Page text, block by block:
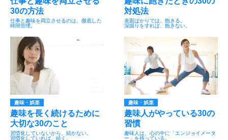
30の方法
仕事と趣味を両立させるのは、徹底した
時間管理。
対処法
表面ばかりでは、飽きる。
深掘りをすれば、飽きない。
趣味・娯楽
趣味を長く続けるために
大切な30のこと
習慣化していないから、続かない。
習慣化していれば、続く。
趣味・娯楽
趣味人がやっている30の
習慣
趣味人は、心の中に「エンジョイメータ
ー」を持っている。